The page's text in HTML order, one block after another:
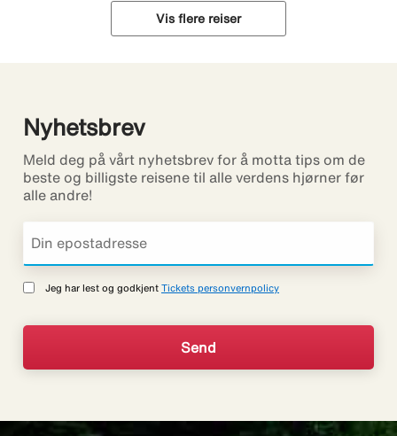
Vis flere reiser
Nyhetsbrev
Meld deg på vårt nyhetsbrev for å motta tips om de
beste og billigste reisene til alle verdens hjørner før
alle andre!
Jeg har lest og godkjent Tickets personvernpolicy